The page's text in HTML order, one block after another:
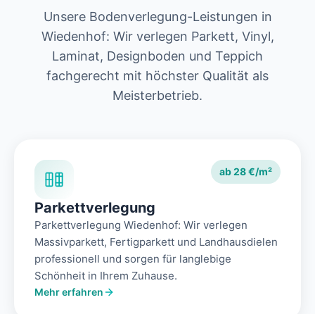
Unsere Bodenverlegung-Leistungen in
Wiedenhof: Wir verlegen Parkett, Vinyl,
Laminat, Designboden und Teppich
fachgerecht mit höchster Qualität als
Meisterbetrieb.
ab 28 €/m²
Parkettverlegung
Parkettverlegung Wiedenhof: Wir verlegen
Massivparkett, Fertigparkett und Landhausdielen
professionell und sorgen für langlebige
Schönheit in Ihrem Zuhause.
Mehr erfahren